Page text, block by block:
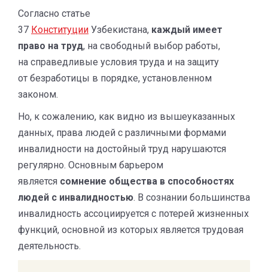
Согласно статье
37 Конституции Узбекистана, каждый имеет
право на труд, на свободный выбор работы,
на справедливые условия труда и на защиту
от безработицы в порядке, установленном
законом.
Но, к сожалению, как видно из вышеуказанных
данных, права людей с различными формами
инвалидности на достойный труд нарушаются
регулярно. Основным барьером
является сомнение общества в способностях
людей с инвалидностью. В сознании большинства
инвалидность ассоциируется с потерей жизненных
функций, основной из которых является трудовая
деятельность.